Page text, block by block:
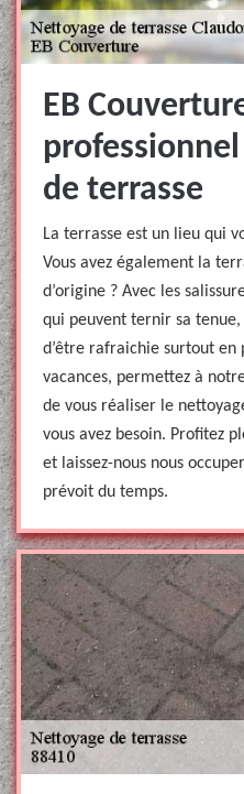
EB
de terrasse
La terrasse est un lieu qui
Vous avez également la
d’origine ? Avec les
qui peuvent ternir sa
d’être rafraichie surtout en
vacances, permettez à
de vous réaliser le
vous avez besoin. Profitez
et laissez-nous nous
prévoit du temps.